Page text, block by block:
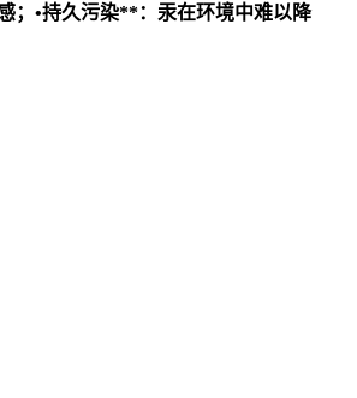
；•持久污染**：汞在环境中难以降